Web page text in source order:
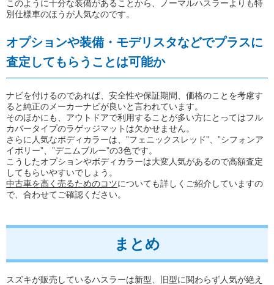
このように十分な装備があることから、ノーマルハスラーよりも特
別仕様車のほうが人気なのです。
オプションや装備・モデリスタなどでプラスに
査定してもらうことは可能か
ナビを付けるのであれば、安全性や保証期間、価格のことを考慮す
ると純正のメーカーナビが良いと言われています。
そのほかにも、アウトドアで利用することが多い方にとってはフル
カバータイプのラゲッジマットは欠かせません。
さらに人気なボディカラーは、”フェニックスレッド”、”シフォンア
イボリー”、”デニムブルー”の3色です。
こうしたオプションやボディカラーは大変人気があるので高額査定
してもらいやすいでしょう。
中古車を高く売るためのコツについても詳しくご紹介していますの
で、合わせてご確認ください。
まとめ
スズキが販売しているハスラーは新型、旧型に関わらず人気が絶え